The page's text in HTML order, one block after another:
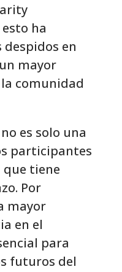
ha
en
mayor
comunidad
es solo una
participantes
que tiene
Por
mayor
en el
para
futuros del